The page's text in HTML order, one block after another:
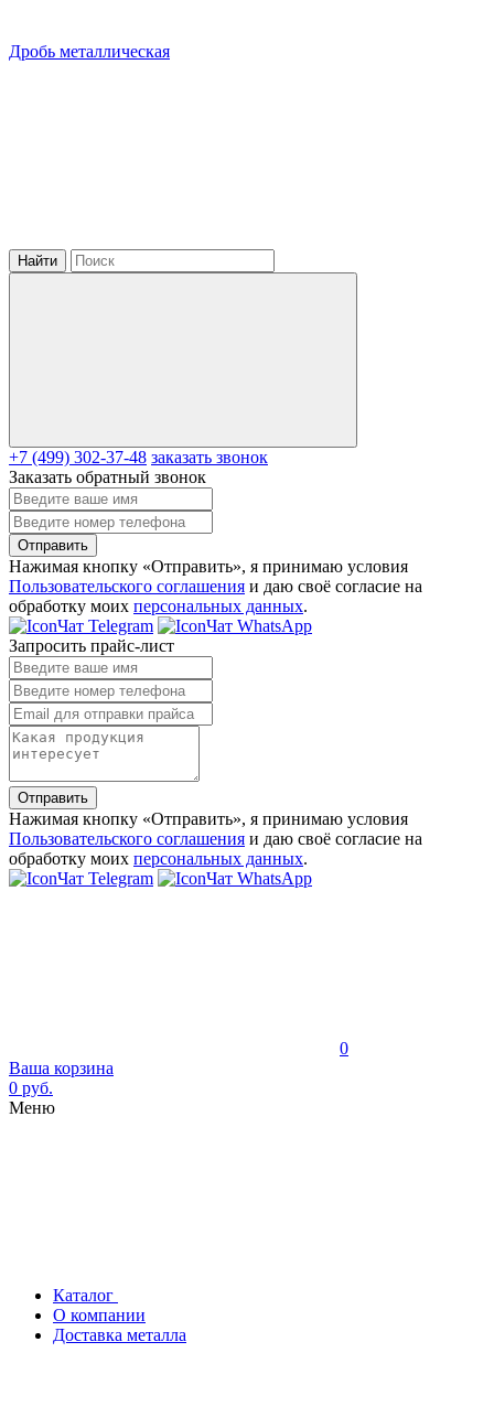
Дробь металлическая
Найти
+7 (499) 302-37-48 заказать звонок
Заказать обратный звонок
Отправить
Нажимая кнопку «Отправить», я принимаю условия
Пользовательского соглашения и даю своё согласие на
обработку моих персональных данных.
Чат Telegram
Чат WhatsApp
Запросить прайс-лист
Отправить
Нажимая кнопку «Отправить», я принимаю условия
Пользовательского соглашения и даю своё согласие на
обработку моих персональных данных.
Чат Telegram
Чат WhatsApp
0
Ваша корзина
0 руб.
Меню
Каталог
О компании
Доставка металла